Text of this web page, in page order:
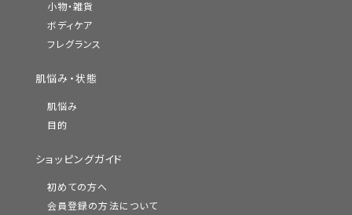
小物・雑貨
ボディケア
フレグランス
肌悩み・状態
肌悩み
目的
ショッピングガイド
初めての方へ
会員登録の方法について